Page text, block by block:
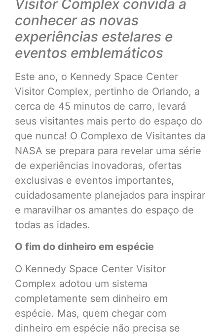
Visitor Complex convida a
conhecer as novas
experiências estelares e
eventos emblemáticos
Este ano, o Kennedy Space Center
Visitor Complex, pertinho de Orlando, a
cerca de 45 minutos de carro, levará
seus visitantes mais perto do espaço do
que nunca! O Complexo de Visitantes da
NASA se prepara para revelar uma série
de experiências inovadoras, ofertas
exclusivas e eventos importantes,
cuidadosamente planejados para inspirar
e maravilhar os amantes do espaço de
todas as idades.
O fim do dinheiro em espécie
O Kennedy Space Center Visitor
Complex adotou um sistema
completamente sem dinheiro em
espécie. Mas, quem chegar com
dinheiro em espécie não precisa se